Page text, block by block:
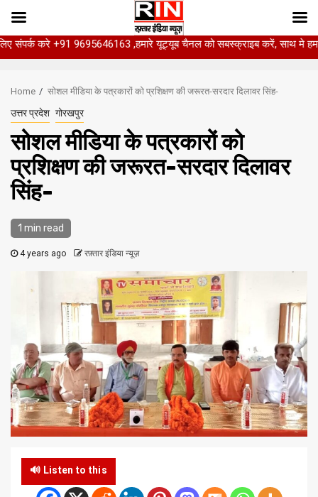
9695646163 ,हमारे यूट्यूब चैनल को सबस्क्राइब करें, साथ मे हमारे फेसबुक को
content
Home सोशल मीडिया के पत्रकारों को प्रशिक्षण की जरूरत-सरदार दिलावर सिंह-
उत्तर प्रदेश गोरखपुर
सोशल मीडिया के पत्रकारों को
प्रशिक्षण की जरूरत-सरदार दिलावर
सिंह-
1 min read
4 years ago रफ़्तार इंडिया न्यूज़
🔊 Listen to this